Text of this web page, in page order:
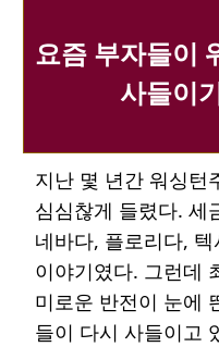
요즘 부자들이
사들이
지난 몇 년간 워싱턴
심심찮게 들렸다. 세
네바다, 플로리다,
이야기였다. 그런데
미로운 반전이 눈에
들이 다시 사들이고